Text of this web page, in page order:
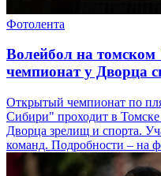
Фотолента
Волейбол на
чемпионат у Дворца
Открытый чемпионат по
Сибири" проходит в Томске
Дворца зрелищ и спорта.
команд. Подробности – на